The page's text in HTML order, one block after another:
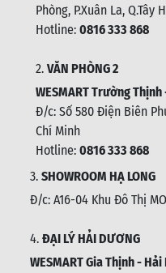
Phòng, P.Xuân La, Q.Tây
Hotline: 0816 333 868
2. VĂN PHÒNG 2
WESMART Trường
Đ/c: Số 580 Điện Biên
Chí Minh
Hotline: 0816 333 868
3. SHOWROOM HẠ LONG
Đ/c: A16-04 Khu Đô Thị
4. ĐẠI LÝ HẢI DƯƠNG
WESMART Gia Thịnh -